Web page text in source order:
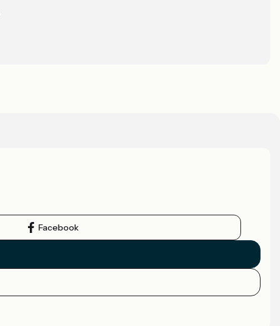
Facebook